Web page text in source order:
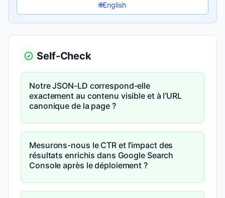
🌐English
Self-Check
Notre JSON-LD correspond-elle
exactement au contenu visible et à l’URL
canonique de la page ?
Mesurons-nous le CTR et l’impact des
résultats enrichis dans Google Search
Console après le déploiement ?